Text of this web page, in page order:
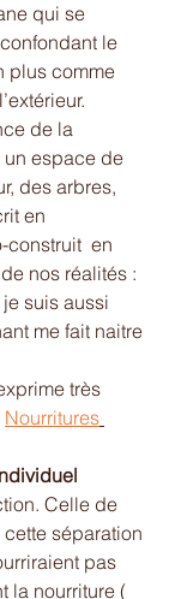
qui se
le
plus comme
de la
un espace de
des arbres,
en
construit  en
nos réalités :
je suis aussi
me fait naitre
très
Nourritures
Celle de
séparation
pas
la nourriture (